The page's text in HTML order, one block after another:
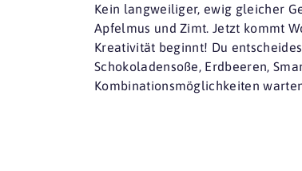
Kein langweiliger, ewig gleicher
Apfelmus und Zimt. Jetzt kommt
Kreativität beginnt! Du
Schokoladensoße, Erdbeeren,
Kombinationsmöglichkeiten